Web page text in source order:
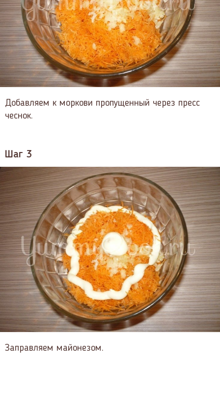
Добавляем к моркови пропущенный через пресс
чеснок.
Шаг 3
Заправляем майонезом.